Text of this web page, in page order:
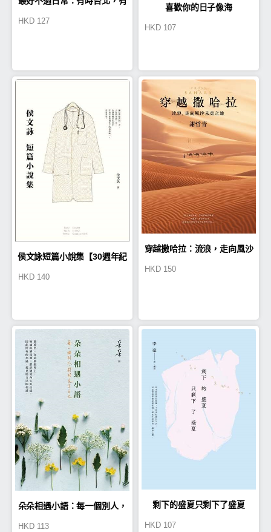
HKD 127
喜歡你的日子像海
HKD 107
侯文詠短篇小說集【30週年紀
HKD 140
穿越撒哈拉：流浪，走向風沙
HKD 150
朵朵相遇小語：每一個別人，
HKD 113
剩下的盛夏只剩下了盛夏
HKD 107